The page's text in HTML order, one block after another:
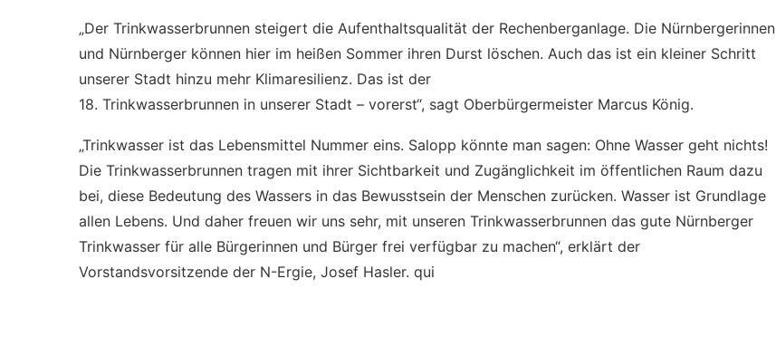
„Der Trinkwasserbrunnen steigert die Aufenthaltsqualität der Rechenberganlage. Die Nürnbergerinnen
und Nürnberger können hier im heißen Sommer ihren Durst löschen. Auch das ist ein kleiner Schritt
unserer Stadt hinzu mehr Klimaresilienz. Das ist der
18. Trinkwasserbrunnen in unserer Stadt – vorerst“, sagt Oberbürgermeister Marcus König.
„Trinkwasser ist das Lebensmittel Nummer eins. Salopp könnte man sagen: Ohne Wasser geht nichts!
Die Trinkwasserbrunnen tragen mit ihrer Sichtbarkeit und Zugänglichkeit im öffentlichen Raum dazu
bei, diese Bedeutung des Wassers in das Bewusstsein der Menschen zurücken. Wasser ist Grundlage
allen Lebens. Und daher freuen wir uns sehr, mit unseren Trinkwasserbrunnen das gute Nürnberger
Trinkwasser für alle Bürgerinnen und Bürger frei verfügbar zu machen“, erklärt der
Vorstandsvorsitzende der N-Ergie, Josef Hasler. qui